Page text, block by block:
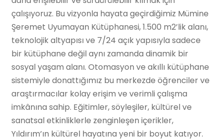
çalışıyoruz. Bu vizyonla hayata geçirdiğimiz Mümine
Şeremet Uyumayan Kütüphanesi, 1.500 m2’lik alanı,
teknolojik altyapısı ve 7/24 açık yapısıyla sadece
bir kütüphane değil aynı zamanda dinamik bir
sosyal yaşam alanı. Otomasyon ve akıllı kütüphane
sistemiyle donattığımız bu merkezde öğrenciler ve
araştırmacılar kolay erişim ve verimli çalışma
imkânına sahip. Eğitimler, söyleşiler, kültürel ve
sanatsal etkinliklerle zenginleşen içerikler,
Yıldırım’ın kültürel hayatına yeni bir boyut katıyor.